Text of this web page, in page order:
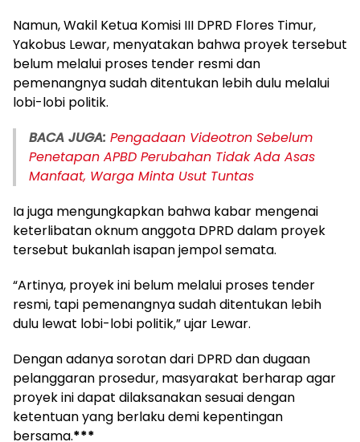
Namun, Wakil Ketua Komisi III DPRD Flores Timur,
Yakobus Lewar, menyatakan bahwa proyek tersebut
belum melalui proses tender resmi dan
pemenangnya sudah ditentukan lebih dulu melalui
lobi-lobi politik.
BACA JUGA: Pengadaan Videotron Sebelum
Penetapan APBD Perubahan Tidak Ada Asas
Manfaat, Warga Minta Usut Tuntas
Ia juga mengungkapkan bahwa kabar mengenai
keterlibatan oknum anggota DPRD dalam proyek
tersebut bukanlah isapan jempol semata.
“Artinya, proyek ini belum melalui proses tender
resmi, tapi pemenangnya sudah ditentukan lebih
dulu lewat lobi-lobi politik,” ujar Lewar.
Dengan adanya sorotan dari DPRD dan dugaan
pelanggaran prosedur, masyarakat berharap agar
proyek ini dapat dilaksanakan sesuai dengan
ketentuan yang berlaku demi kepentingan
bersama.***